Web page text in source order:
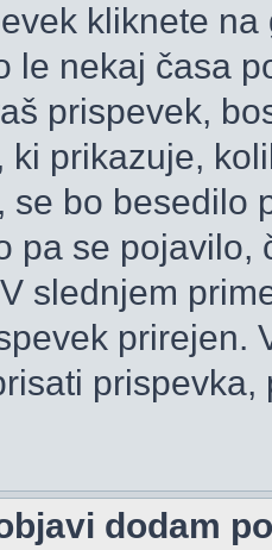
kliknete
le nekaj časa
prispevek,
ki prikazuje,
se bo besedilo
pa se
slednjem
prirejen.
dodam